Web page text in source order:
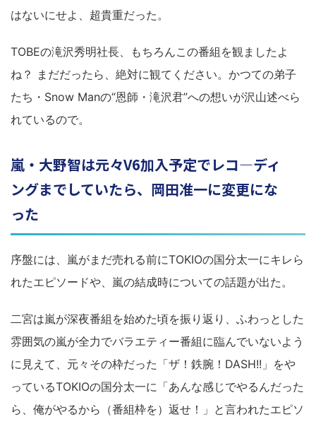
はないにせよ、超貴重だった。
TOBEの滝沢秀明社長、もちろんこの番組を観ましたよ
ね？ まだだったら、絶対に観てください。かつての弟子
たち・Snow Manの“恩師・滝沢君”への想いが沢山述べら
れているので。
嵐・大野智は元々V6加入予定でレコ―ディ
ングまでしていたら、岡田准一に変更にな
った
序盤には、嵐がまだ売れる前にTOKIOの国分太一にキレら
れたエピソードや、嵐の結成時についての話題が出た。
二宮は嵐が深夜番組を始めた頃を振り返り、ふわっとした
雰囲気の嵐が全力でバラエティー番組に臨んでいないよう
に見えて、元々その枠だった「ザ！鉄腕！DASH!!」をや
っているTOKIOの国分太一に「あんな感じでやるんだった
ら、俺がやるから（番組枠を）返せ！」と言われたエピソ